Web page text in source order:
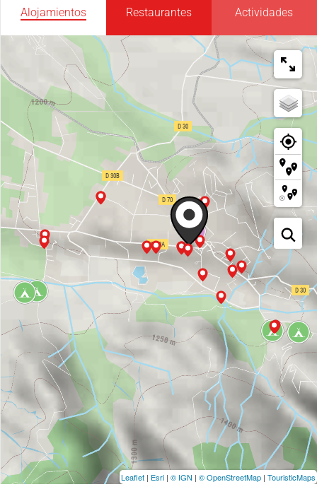
Alojamientos Restaurantes Actividades
Leaflet | Esri | © IGN | © OpenStreetMap | TouristicMaps